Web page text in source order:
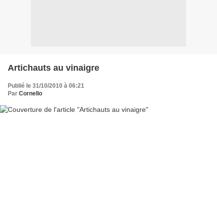
Artichauts au vinaigre
Publié le 31/10/2010 à 06:21
Par Cornello